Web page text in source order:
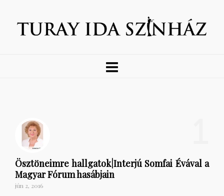
Ösztöneimre hallgatok|Interjú Somfai Évával a
Magyar Fórum hasábjain
jún 2, 2016